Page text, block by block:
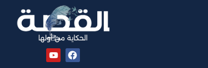
الحكاية من أولها